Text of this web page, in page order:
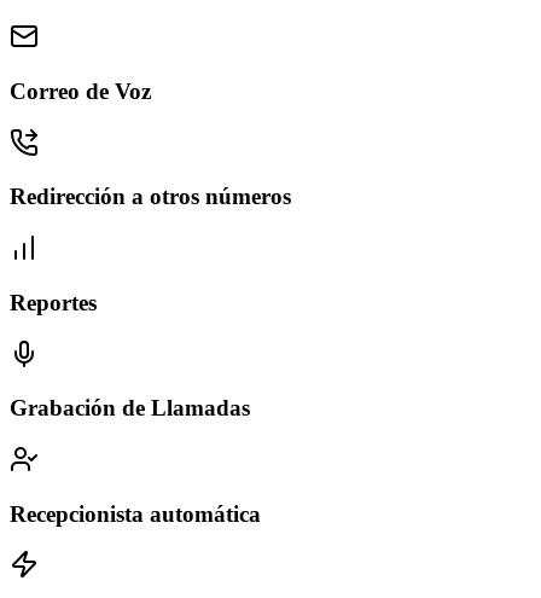
Correo de Voz
Redirección a otros números
Reportes
Grabación de Llamadas
Recepcionista automática